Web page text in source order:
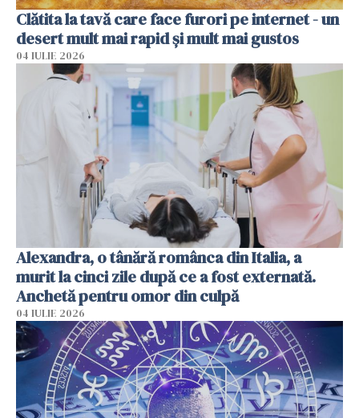
Clătita la tavă care face furori pe internet - un
desert mult mai rapid și mult mai gustos
04 IULIE 2026
Alexandra, o tânără românca din Italia, a
murit la cinci zile după ce a fost externată.
Anchetă pentru omor din culpă
04 IULIE 2026